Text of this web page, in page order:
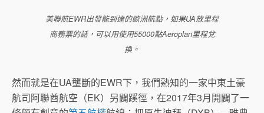
美聯航EWR出發能到達的歐洲航點，如果UA放里程
商務票的話，可以用使用55000點Aeroplan里程兌
換。
然而就是在UA壟斷的EWR下，我們熟知的一家中東土豪
航司阿聯酋航空（EK）另闢蹊徑，在2017年3月開闢了一